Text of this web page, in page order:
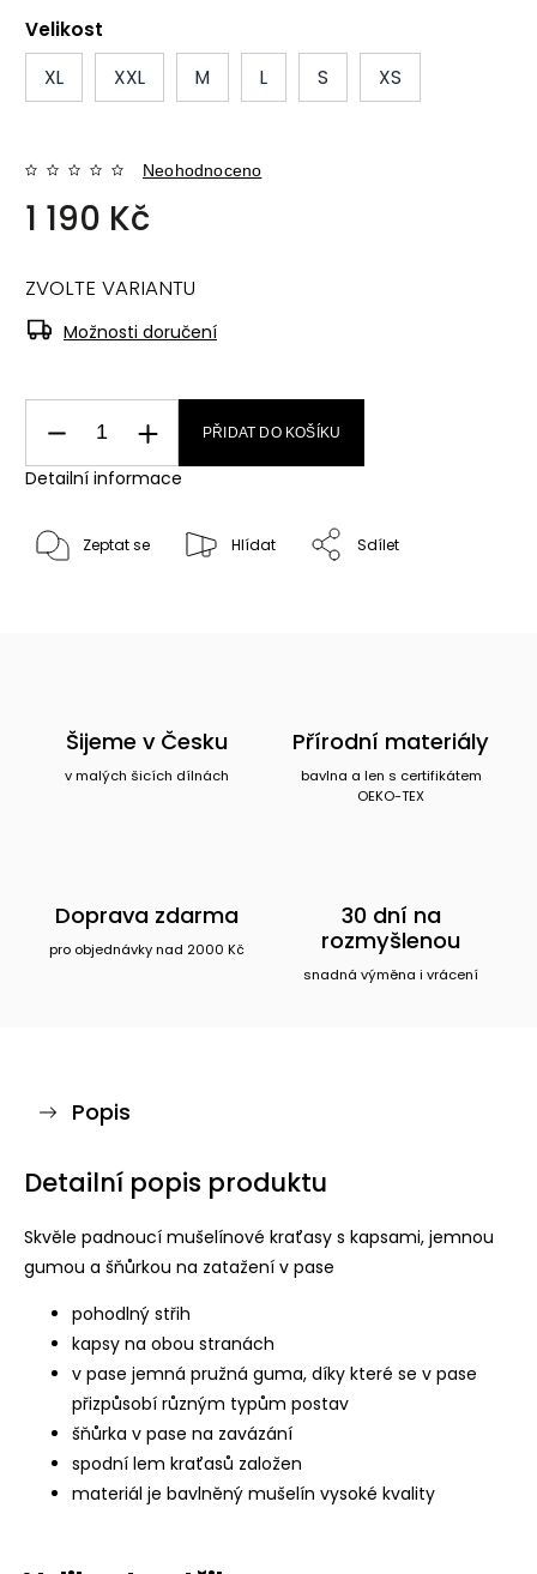
Velikost
XL
XXL M L S XS
Neohodnoceno
1 190 Kč
ZVOLTE VARIANTU
Možnosti doručení
PŘIDAT DO KOŠÍKU
Detailní informace
Zeptat se Hlídat Sdílet
Šijeme v Česku
v malých šicích dílnách
Přírodní materiály
bavlna a len s certifikátem
OEKO-TEX
Doprava zdarma
pro objednávky nad 2000 Kč
30 dní na
rozmyšlenou
snadná výměna i vrácení
Popis
Detailní popis produktu
Skvěle padnoucí mušelínové kraťasy s kapsami, jemnou
gumou a šňůrkou na zatažení v pase
pohodlný střih
kapsy na obou stranách
v pase jemná pružná guma, díky které se v pase
přizpůsobí různým typům postav
šňůrka v pase na zavázání
spodní lem kraťasů založen
materiál je bavlněný mušelín vysoké kvality